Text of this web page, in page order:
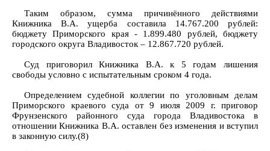
Таким образом, сумма причинённого действиями
Книжника В.А. ущерба составила 14.767.200 рублей:
бюджету Приморского края - 1.899.480 рублей, бюджету
городского округа Владивосток – 12.867.720 рублей.
Суд приговорил Книжника В.А. к 5 годам лишения
свободы условно с испытательным сроком 4 года.
Определением судебной коллегии по уголовным делам
Приморского краевого суда от 9 июля 2009 г. приговор
Фрунзенского районного суда города Владивостока в
отношении Книжника В.А. оставлен без изменения и вступил
в законную силу.(8)